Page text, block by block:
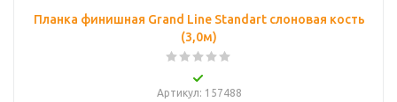
Планка финишная Grand Line Standart слоновая кость
(3,0м)
Артикул: 157488